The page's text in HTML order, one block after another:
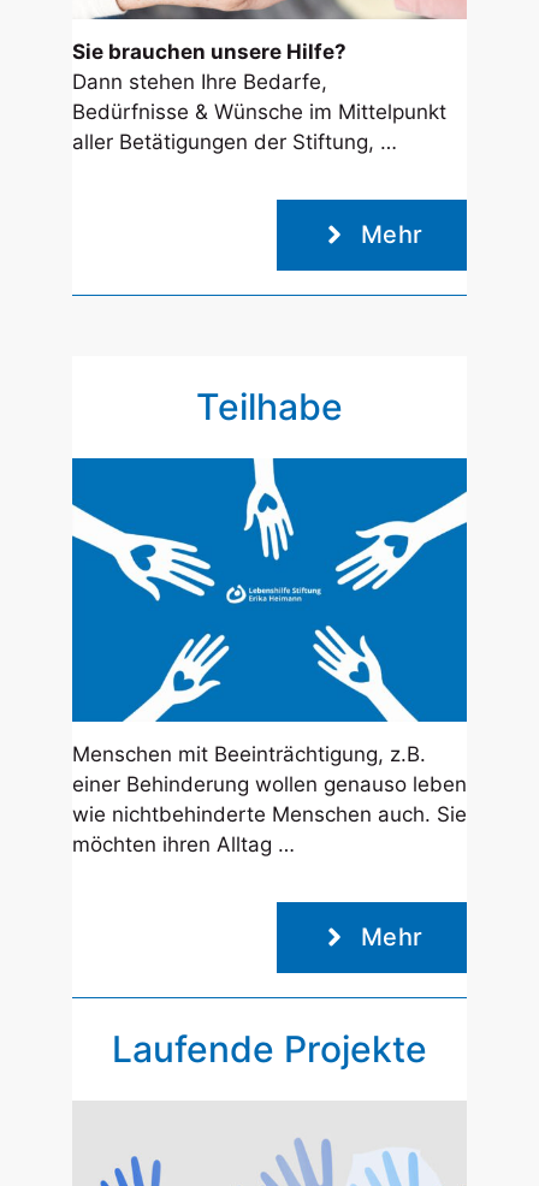
Sie brauchen unsere Hilfe?
Dann stehen Ihre Bedarfe,
Bedürfnisse & Wünsche im Mittelpunkt
aller Betätigungen der Stiftung, …
Mehr
Teilhabe
Menschen mit Beeinträchtigung, z.B.
einer Behinderung wollen genauso leben
wie nichtbehinderte Menschen auch. Sie
möchten ihren Alltag …
Mehr
Laufende Projekte